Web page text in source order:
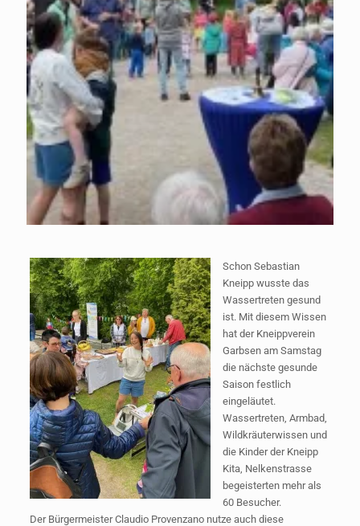
Schon Sebastian
Kneipp wusste das
Wassertreten gesund
ist. Mit diesem Wissen
hat der Kneippverein
Garbsen am Samstag
die nächste gesunde
Saison festlich
eingeläutet.
Wassertreten, Armbad,
Wildkräuterwissen und
die Kinder der Kneipp
Kita, Nelkenstrasse
begeisterten mehr als
60 Besucher.
Der Bürgermeister Claudio Provenzano nutze auch diese